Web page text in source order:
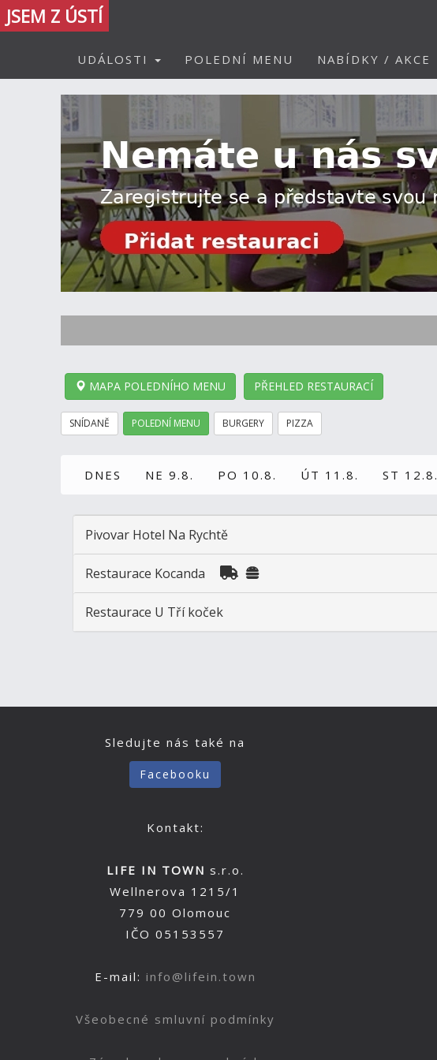
JSEM Z ÚSTÍ
UDÁLOSTI POLEDNÍ MENU NABÍDKY / AKCE
MAPA POLEDNÍHO MENU PŘEHLED RESTAURACÍ
SNÍDANĚ POLEDNÍ MENU BURGERY PIZZA
DNES NE 9.8. PO 10.8. ÚT 11.8. ST 12.8.
Pivovar Hotel Na Rychtě
Restaurace Kocanda
Restaurace U Tří koček
Sledujte nás také na
Facebooku
Kontakt:
LIFE IN TOWN s.r.o.
Wellnerova 1215/1
779 00 Olomouc
IČO 05153557
E-mail: info@lifein.town
Všeobecné smluvní podmínky